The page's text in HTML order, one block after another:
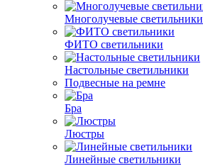
Многолучевые светильники
ФИТО светильники
Настольные светильники
Подвесные на ремне
Бра
Люстры
Линейные светильники